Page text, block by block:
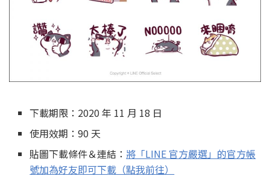
下載期限：2020 年 11 月 18 日
使用效期：90 天
貼圖下載條件＆連結： 將「LINE 官方嚴選」的官方帳
號加為好友即可下載（點我前往）